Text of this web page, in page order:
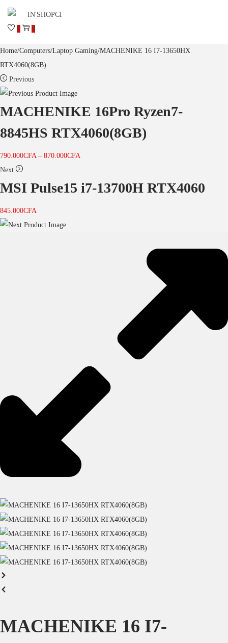
0 0
Home/Computers/Laptop Gaming/MACHENIKE 16 I7-13650HX
RTX4060(8GB)
Previous
MACHENIKE 16Pro Ryzen7-
8845HS RTX4060(8GB)
790.000CFA – 870.000CFA
Next
MSI Pulse15 i7-13700H RTX4060
845.000CFA
MACHENIKE 16 I7-